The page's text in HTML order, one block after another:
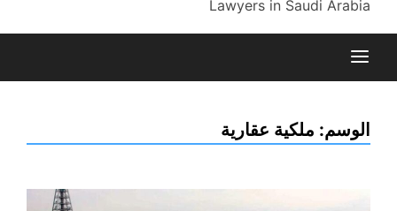
Lawyers in Saudi Arabia
الوسم: ملكية عقارية